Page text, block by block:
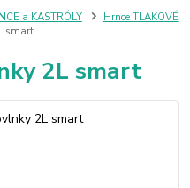
a KASTRÓLY
Hrnce TLAKOVÉ
smart
2L smart